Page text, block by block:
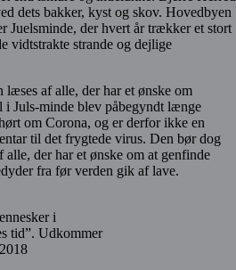
dets bakker, kyst og skov. Hovedbyen
Juelsminde, der hvert år trækker et stort
vidtstrakte strande og dejlige
af alle, der har et ønske om
i Juls-minde blev påbegyndt længe
om Corona, og er derfor ikke en
til det frygtede virus. Den bør dog
alle, der har et ønske om at genfinde
fra før verden gik af lave.
i
tid”. Udkommer